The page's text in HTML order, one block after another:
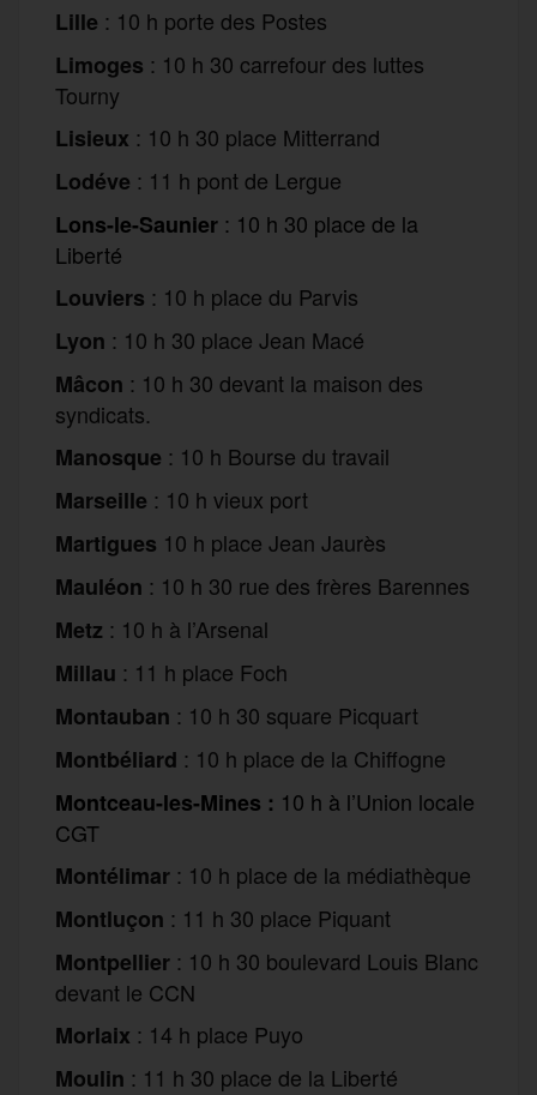
Lille : 10 h porte des Postes
Limoges : 10 h 30 carrefour des luttes
Tourny
Lisieux : 10 h 30 place Mitterrand
Lodéve : 11 h pont de Lergue
Lons-le-Saunier : 10 h 30 place de la
Liberté
Louviers : 10 h place du Parvis
Lyon : 10 h 30 place Jean Macé
Mâcon : 10 h 30 devant la maison des
syndicats.
Manosque : 10 h Bourse du travail
Marseille : 10 h vieux port
Martigues 10 h place Jean Jaurès
Mauléon : 10 h 30 rue des frères Barennes
Metz : 10 h à l’Arsenal
Millau : 11 h place Foch
Montauban : 10 h 30 square Picquart
Montbéliard : 10 h place de la Chiffogne
Montceau-les-Mines : 10 h à l’Union locale
CGT
Montélimar : 10 h place de la médiathèque
Montluçon : 11 h 30 place Piquant
Montpellier : 10 h 30 boulevard Louis Blanc
devant le CCN
Morlaix : 14 h place Puyo
Moulin : 11 h 30 place de la Liberté